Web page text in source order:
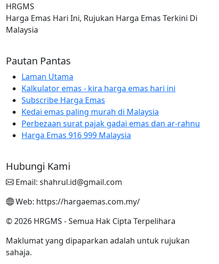
HRGMS
Harga Emas Hari Ini, Rujukan Harga Emas Terkini Di
Malaysia
Pautan Pantas
Laman Utama
Kalkulator emas - kira harga emas hari ini
Subscribe Harga Emas
Kedai emas paling murah di Malaysia
Perbezaan surat pajak gadai emas dan ar-rahnu
Harga Emas 916 999 Malaysia
Hubungi Kami
Email: shahrul.id@gmail.com
Web: https://hargaemas.com.my/
© 2026 HRGMS - Semua Hak Cipta Terpelihara
Maklumat yang dipaparkan adalah untuk rujukan
sahaja.